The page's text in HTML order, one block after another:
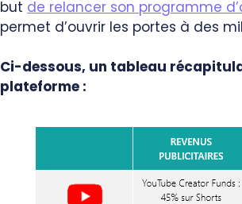
but de relancer son programme
permet d’ouvrir les portes à des
Ci-dessous, un tableau
plateforme :